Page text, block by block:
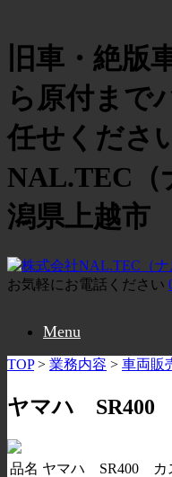
旧車・絶版
ら原付まで
任せくださ
NAL.TEC（
潟県上越市
お気軽にお電話ください
Menu
TOP> 業務内容 > 車両販
ヤマハ SR400
品名 ヤマハ SR400 カ